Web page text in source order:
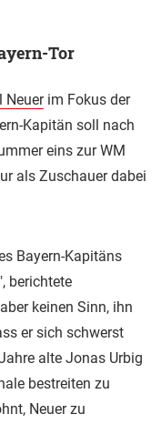
Tor
Neuerim Fokus der
Kapitän soll nach
eins zur WM
als Zuschauer dabei
Bayern-Kapitäns
berichtete
keinen Sinn, ihn
er sich schwerst
alte Jonas Urbig
bestreiten zu
Neuer zu